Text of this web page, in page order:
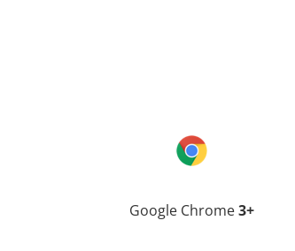
Google Chrome3+